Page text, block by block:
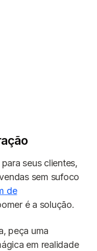
seus clientes,
sem sufoco
de
é a solução.
peça uma
em realidade